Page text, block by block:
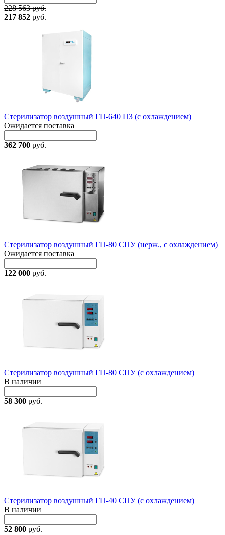
228 563 руб.
217 852 руб.
Стерилизатор воздушный ГП-640 ПЗ (с охлаждением)
Ожидается поставка
362 700 руб.
Стерилизатор воздушный ГП-80 СПУ (нерж., с охлаждением)
Ожидается поставка
122 000 руб.
Стерилизатор воздушный ГП-80 СПУ (с охлаждением)
В наличии
58 300 руб.
Стерилизатор воздушный ГП-40 СПУ (с охлаждением)
В наличии
52 800 руб.